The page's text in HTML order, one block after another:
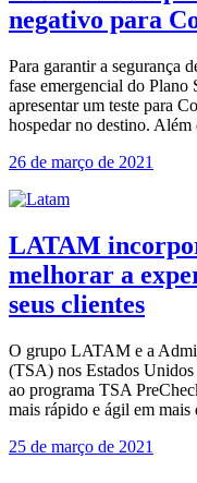
negativo para
Para garantir a segurança
fase emergencial do Plano
apresentar um teste para
hospedar no destino.
26 de março de 2021
LATAM
melhorar a
seus clientes
O grupo LATAM e a
(TSA) nos Estados Unidos
ao programa TSA
mais rápido e ágil em
25 de março de 2021